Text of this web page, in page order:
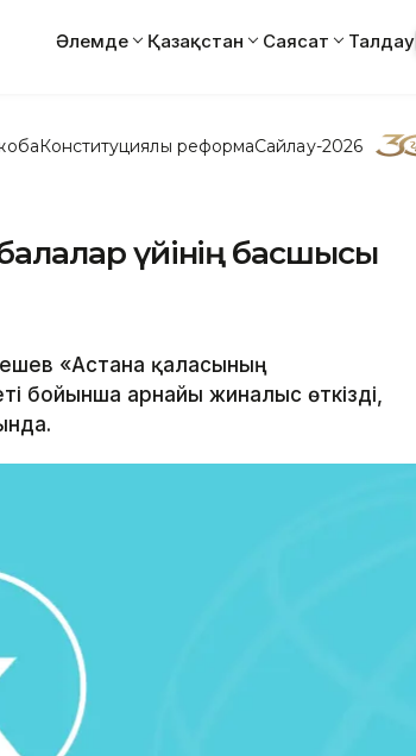
Әлемде Қазақстан Саясат Талдау
Конституциялық реформаСайлау-2026
үйінің басшысы
«Астана қаласының
бойынша арнайы жиналыс өткізді,